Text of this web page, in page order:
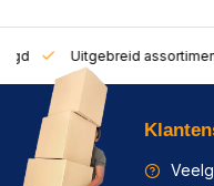
Uitgebreid